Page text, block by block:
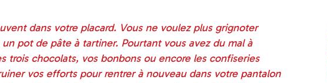
dans votre placard. Vous ne voulez plus grignoter
pot de pâte à tartiner. Pourtant vous avez du mal à
chocolats, vos bonbons ou encore les confiseries
vos efforts pour rentrer à nouveau dans votre pantalon